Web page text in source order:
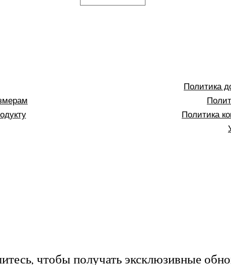
Политика
Политика
чтобы получать эксклюзивные